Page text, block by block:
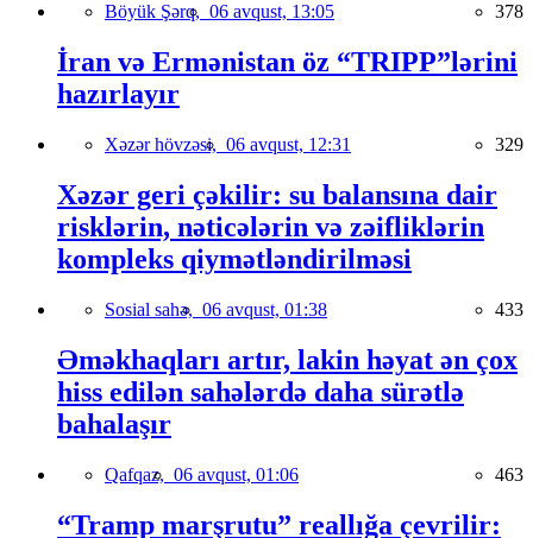
Böyük Şərq, 06 avqust, 13:05 378
İran və Ermənistan öz “TRIPP”lərini
hazırlayır
Xəzər hövzəsi, 06 avqust, 12:31 329
Xəzər geri çəkilir: su balansına dair
risklərin, nəticələrin və zəifliklərin
kompleks qiymətləndirilməsi
Sosial sahə, 06 avqust, 01:38 433
Əməkhaqları artır, lakin həyat ən çox
hiss edilən sahələrdə daha sürətlə
bahalaşır
Qafqaz, 06 avqust, 01:06 463
“Tramp marşrutu” reallığa çevrilir: